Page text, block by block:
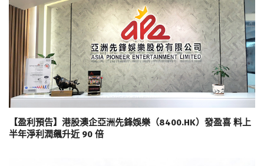
【盈利預告】港股澳企亞洲先鋒娛樂（8400.HK）發盈喜 料上
半年淨利潤飆升近 90 倍